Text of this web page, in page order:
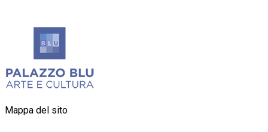
Mappa del sito